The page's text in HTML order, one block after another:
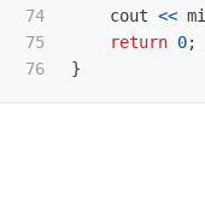
74
75
cout <<
return 0;
}